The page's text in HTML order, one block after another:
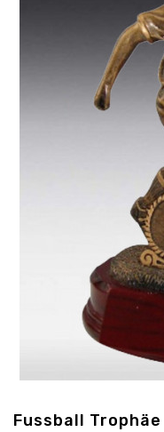
Fussball Trophäe